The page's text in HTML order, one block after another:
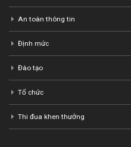
An toàn thông tin
Định mức
Đào tạo
Tổ chức
Thi đua khen thưởng